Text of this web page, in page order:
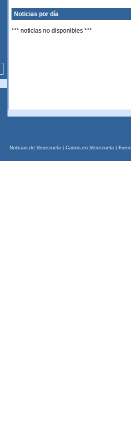
Noticias por día
*** noticias no disponibles ***
Noticias de Venezuela | Carros en Venezuela |